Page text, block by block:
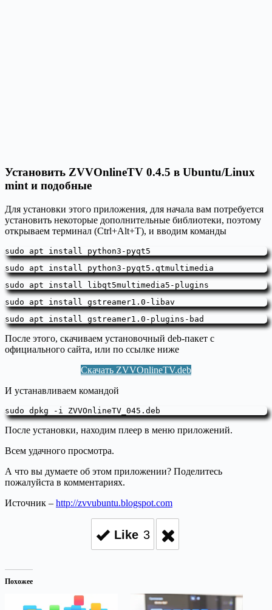
Установить ZVVOnlineTV 0.4.5 в Ubuntu/Linux
mint и подобные
Для установки этого приложения, для начала вам потребуется
установить некоторые дополнительные библиотеки, поэтому
открываем терминал (Ctrl+Alt+T), и вводим команды
sudo apt install python3-pyqt5
sudo apt install python3-pyqt5.qtmultimedia
sudo apt install libqt5multimedia5-plugins
sudo apt install gstreamer1.0-libav
sudo apt install gstreamer1.0-plugins-bad
После этого, скачиваем установочный deb-пакет с
официального сайта, или по ссылке ниже
Скачать ZVVOnlineTV.deb
И устанавливаем командой
sudo dpkg -i ZVVOnlineTV_045.deb
После установки, находим плеер в меню приложений.
Всем удачного просмотра.
А что вы думаете об этом приложении? Поделитесь
пожалуйста в комментариях.
Источник – http://zvvubuntu.blogspot.com
Like 3
Похожее